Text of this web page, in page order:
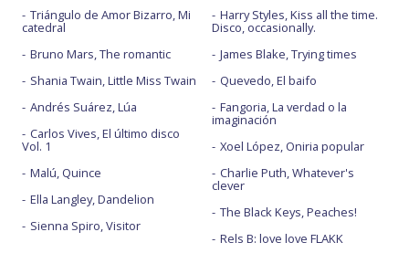
Triángulo de Amor Bizarro, Mi
catedral
Bruno Mars, The romantic
Shania Twain, Little Miss Twain
Andrés Suárez, Lúa
Carlos Vives, El último disco
Vol. 1
Malú, Quince
Ella Langley, Dandelion
Sienna Spiro, Visitor
Harry Styles, Kiss all the time.
Disco, occasionally.
James Blake, Trying times
Quevedo, El baifo
Fangoria, La verdad o la
imaginación
Xoel López, Oniria popular
Charlie Puth, Whatever's
clever
The Black Keys, Peaches!
Rels B: love love FLAKK